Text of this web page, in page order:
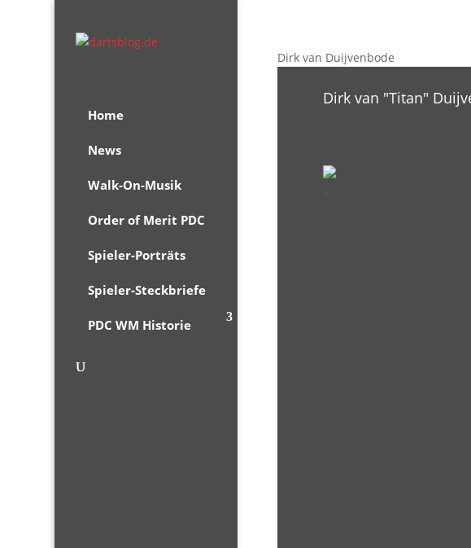
Home
News
Walk-On-Musik
Order of Merit PDC
Spieler-Porträts
Spieler-Steckbriefe
PDC WM Historie
Dirk van Duijvenbode
Dirk van "Titan"